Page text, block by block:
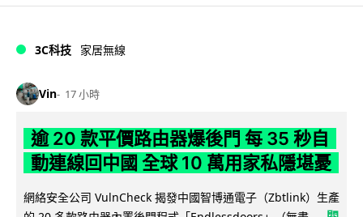
3C科技 家居無線
Vin 17 小時
逾 20 款平價路由器爆後門 每 35 秒自
動連線回中國 全球 10 萬用家私隱堪憂
網絡安全公司 VulnCheck 揭發中國智博通電子（Zbtlink）生產